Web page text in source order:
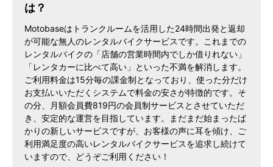
は？
Motobaseはトランクルームを活用した24時間出発と返却
が可能な無人のレンタルバイクサービスです。これまでの
レンタルバイクの「店舗の営業時間内でしか借りれない」
「レンタカーに比べて高い」といった不満を解消します。
ご利用料金は15分毎の課金制となっており、使った分だけ
お支払いいただくシステムで料金の安さが特徴的です。そ
の分、月額会員費819円の会員制サービスとさせていただ
き、安定的な運営を目指しています。まだまだ始まったば
かりの新しいサービスですが、お客様の声に耳を傾け、ご
利用満足度の高いレンタルバイクサービスを追求し続けて
いますので、どうぞご利用ください！